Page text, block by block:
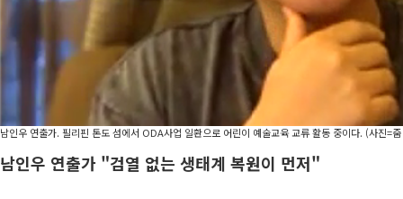
남인우 연출가. 필리핀 톤도 섬에서 ODA사업 일환으로 어린이 예술교육 교류 활동 중이다. (사진=
남인우 연출가 "검열 없는 생태계 복원이 먼저"